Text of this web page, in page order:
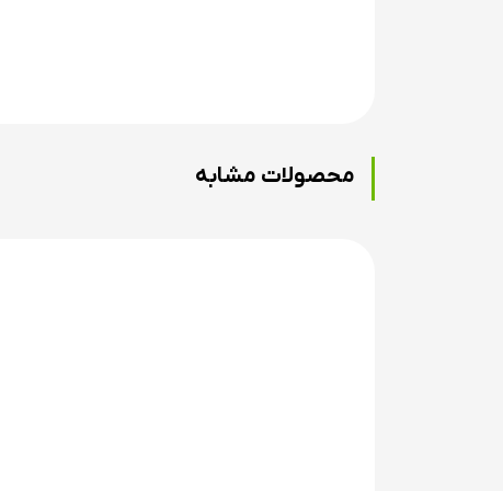
- قابلیت نصب بازوهای کمان استاندارد از
محصولات مشابه